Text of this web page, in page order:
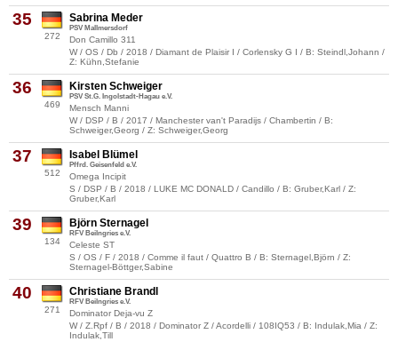
35
272
Sabrina Meder
PSV Mallmersdorf
Don Camillo 311
W / OS / Db / 2018 / Diamant de Plaisir I / Corlensky G I / B: Steindl,Johann /
Z: Kühn,Stefanie
36
469
Kirsten Schweiger
PSV St.G. Ingolstadt-Hagau e.V.
Mensch Manni
W / DSP / B / 2017 / Manchester van't Paradijs / Chambertin / B:
Schweiger,Georg / Z: Schweiger,Georg
37
512
Isabel Blümel
Pffrd. Geisenfeld e.V.
Omega Incipit
S / DSP / B / 2018 / LUKE MC DONALD / Candillo / B: Gruber,Karl / Z:
Gruber,Karl
39
134
Björn Sternagel
RFV Beilngries e.V.
Celeste ST
S / OS / F / 2018 / Comme il faut / Quattro B / B: Sternagel,Björn / Z:
Sternagel-Böttger,Sabine
40
271
Christiane Brandl
RFV Beilngries e.V.
Dominator Deja-vu Z
W / Z.Rpf / B / 2018 / Dominator Z / Acordelli / 108IQ53 / B: Indulak,Mia / Z:
Indulak,Till